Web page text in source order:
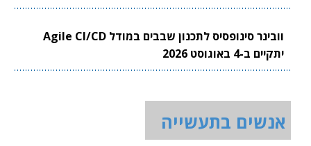
וובינר סינופסיס לתכנון שבבים במודל Agile CI/CD
יתקיים ב-4 באוגוסט 2026
אנשים בתעשייה